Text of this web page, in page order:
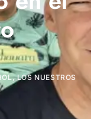
,LOS NUESTROS